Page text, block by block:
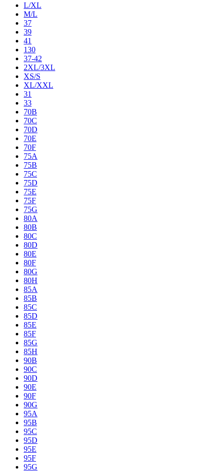
L/XL
M/L
37
39
41
130
37-42
2XL/3XL
XS/S
XL/XXL
31
33
70B
70C
70D
70E
70F
75A
75B
75C
75D
75E
75F
75G
80A
80B
80C
80D
80E
80F
80G
80H
85A
85B
85C
85D
85E
85F
85G
85H
90B
90C
90D
90E
90F
90G
95A
95B
95C
95D
95E
95F
95G